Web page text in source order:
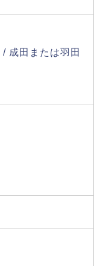
成田または羽田